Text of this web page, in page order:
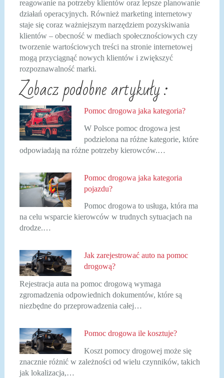
reagowanie na potrzeby klientów oraz lepsze planowanie
działań operacyjnych. Również marketing internetowy
staje się coraz ważniejszym narzędziem pozyskiwania
klientów – obecność w mediach społecznościowych czy
tworzenie wartościowych treści na stronie internetowej
mogą przyciągnąć nowych klientów i zwiększyć
rozpoznawalność marki.
Zobacz podobne artykuły :
Pomoc drogowa jaka kategoria?
W Polsce pomoc drogowa jest
podzielona na różne kategorie, które
odpowiadają na różne potrzeby kierowców.…
Pomoc drogowa jaka kategoria
pojazdu?
Pomoc drogowa to usługa, która ma
na celu wsparcie kierowców w trudnych sytuacjach na
drodze.…
Jak zarejestrować auto na pomoc
drogową?
Rejestracja auta na pomoc drogową wymaga
zgromadzenia odpowiednich dokumentów, które są
niezbędne do przeprowadzenia całej…
Pomoc drogowa ile kosztuje?
Koszt pomocy drogowej może się
znacznie różnić w zależności od wielu czynników, takich
jak lokalizacja,…